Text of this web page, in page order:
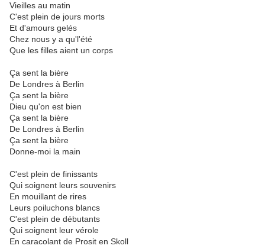
Vieilles au matin
C'est plein de jours morts
Et d'amours gelés
Chez nous y a qu'l'été
Que les filles aient un corps
Ça sent la bière
De Londres à Berlin
Ça sent la bière
Dieu qu'on est bien
Ça sent la bière
De Londres à Berlin
Ça sent la bière
Donne-moi la main
C'est plein de finissants
Qui soignent leurs souvenirs
En mouillant de rires
Leurs poiluchons blancs
C'est plein de débutants
Qui soignent leur vérole
En caracolant de Prosit en Skoll